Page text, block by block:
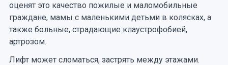
оценят это качество пожилые и маломобильные
граждане, мамы с маленькими детьми в колясках, а
также больные, страдающие клаустрофобией,
артрозом.
Лифт может сломаться, застрять между этажами.